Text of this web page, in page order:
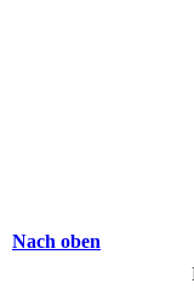
Nach oben